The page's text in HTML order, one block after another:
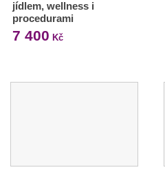
jídlem, wellness i
procedurami
7 400 Kč